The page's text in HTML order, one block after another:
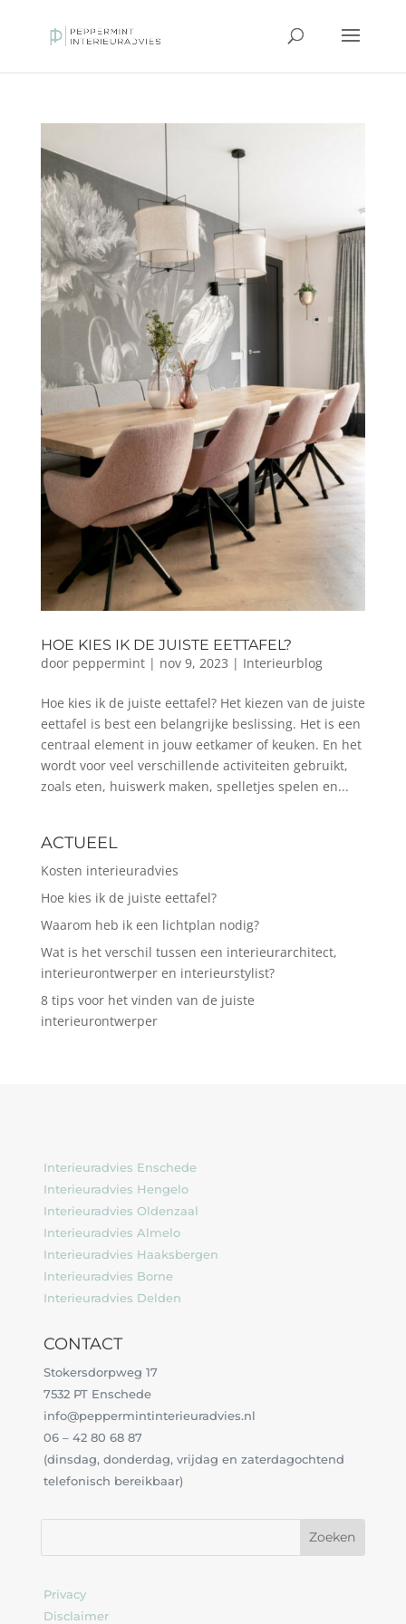
HOE KIES IK DE JUISTE EETTAFEL?
door peppermint| nov 9, 2023 | Interieurblog
Hoe kies ik de juiste eettafel? Het kiezen van de juiste
eettafel is best een belangrijke beslissing. Het is een
centraal element in jouw eetkamer of keuken. En het
wordt voor veel verschillende activiteiten gebruikt,
zoals eten, huiswerk maken, spelletjes spelen en...
ACTUEEL
Kosten interieuradvies
Hoe kies ik de juiste eettafel?
Waarom heb ik een lichtplan nodig?
Wat is het verschil tussen een interieurarchitect,
interieurontwerper en interieurstylist?
8 tips voor het vinden van de juiste
interieurontwerper
Interieuradvies Enschede
Interieuradvies Hengelo
Interieuradvies Oldenzaal
Interieuradvies Almelo
Interieuradvies Haaksbergen
Interieuradvies Borne
Interieuradvies Delden
CONTACT
Stokersdorpweg 17
7532 PT Enschede
info@peppermintinterieuradvies.nl
06 – 42 80 68 87
(dinsdag, donderdag, vrijdag en zaterdagochtend
telefonisch bereikbaar)
Privacy
Disclaimer